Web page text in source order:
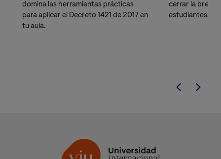
domina las herramientas prácticas
para aplicar el Decreto 1421 de 2017 en
tu aula.
cerrar la
estudiantes.